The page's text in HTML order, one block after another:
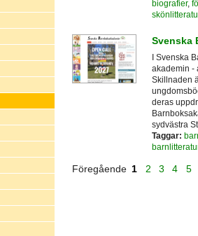
biografier,
Svenska
I Svenska
akademin -
Skillnaden
deras
sydvästra
Taggar:
Föregående 1 2 3 4 5